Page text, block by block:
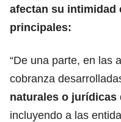
afectan su intimidad
principales:
“De una parte, en las
cobranza
naturales o jurídicas
incluyendo a las